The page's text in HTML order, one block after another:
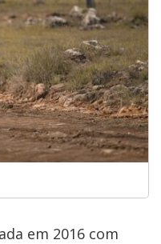
em 2016 com